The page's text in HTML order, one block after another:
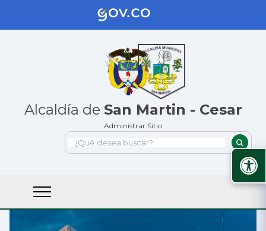
Alcaldía de San Martin - Cesar
Administrar Sitio